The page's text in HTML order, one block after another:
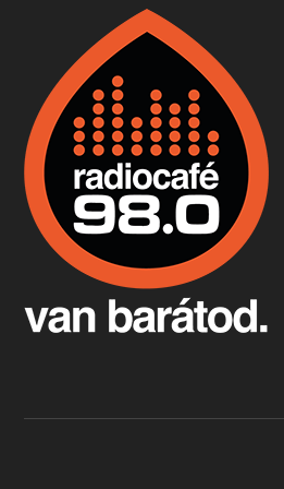
Boston, teadélután, bab és
Apr 9, 2026 • 00:37:17
Fermentáljunk, a testünk
Apr 3, 2026 • 00:36:07